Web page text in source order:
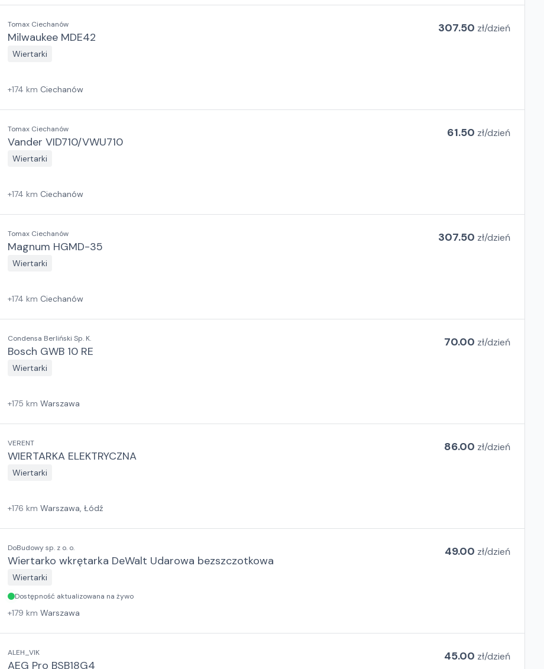
Tomax Ciechanów
Milwaukee MDE42
Wiertarki
307.50 zł/dzień
+174 km Ciechanów
Tomax Ciechanów
Vander VID710/VWU710
Wiertarki
61.50 zł/dzień
+174 km Ciechanów
Tomax Ciechanów
Magnum HGMD-35
Wiertarki
307.50 zł/dzień
+174 km Ciechanów
Condensa Berliński Sp. K.
Bosch GWB 10 RE
Wiertarki
70.00 zł/dzień
+175 km Warszawa
VERENT
WIERTARKA ELEKTRYCZNA
Wiertarki
86.00 zł/dzień
+176 km Warszawa, Łódź
DoBudowy sp. z o. o.
Wiertarko wkrętarka DeWalt Udarowa bezszczotkowa
Wiertarki
49.00 zł/dzień
Dostępność aktualizowana na żywo
+179 km Warszawa
ALEH_VIK
AEG Pro BSB18G4
45.00 zł/dzień